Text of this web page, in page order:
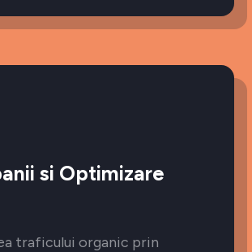
si Optimizare
traficului organic prin